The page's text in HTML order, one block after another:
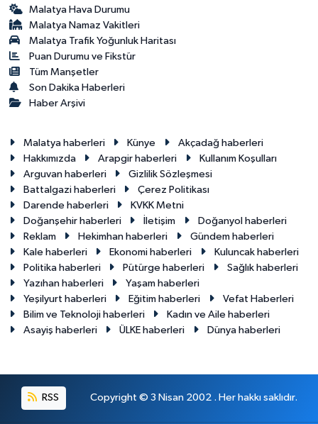
Malatya Hava Durumu
Malatya Namaz Vakitleri
Malatya Trafik Yoğunluk Haritası
Puan Durumu ve Fikstür
Tüm Manşetler
Son Dakika Haberleri
Haber Arşivi
Malatya haberleri Künye
Akçadağ haberleri
Hakkımızda
Arapgir haberleri
Kullanım Koşulları
Arguvan haberleri
Gizlilik Sözleşmesi
Battalgazi haberleri
Çerez Politikası
Darende haberleri
KVKK Metni
Doğanşehir haberleri
İletişim
Doğanyol haberleri
Reklam
Hekimhan haberleri
Gündem haberleri
Kale haberleri
Ekonomi haberleri
Kuluncak haberleri
Politika haberleri
Pütürge haberleri
Sağlık haberleri
Yazıhan haberleri
Yaşam haberleri
Yeşilyurt haberleri
Eğitim haberleri
Vefat Haberleri
Bilim ve Teknoloji haberleri
Kadın ve Aile haberleri
Asayiş haberleri
ÜLKE haberleri Dünya haberleri
RSS Copyright © 3 Nisan 2002 . Her hakkı saklıdır.